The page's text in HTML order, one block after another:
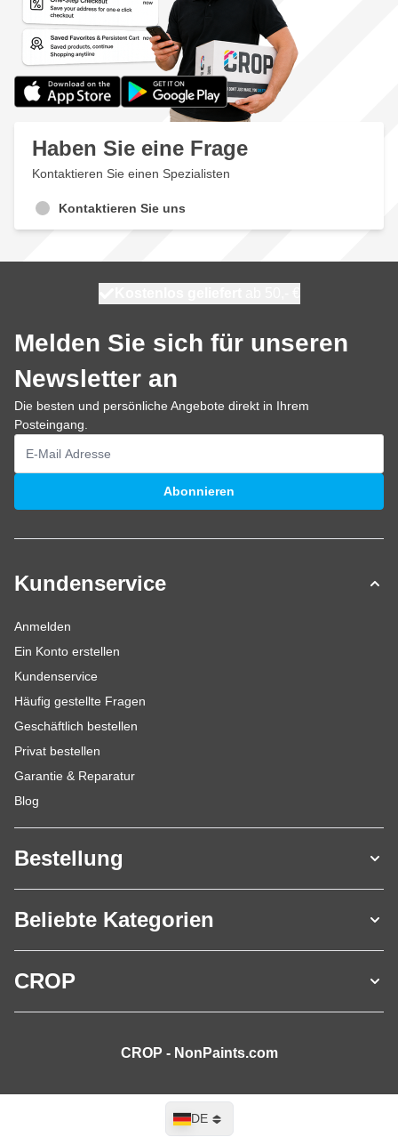
Haben Sie eine Frage
Kontaktieren Sie einen Spezialisten
Kontaktieren Sie uns
Melden Sie sich für unseren
Newsletter an
Die besten und persönliche Angebote direkt in Ihrem
Posteingang.
E-Mailadresse
Abonnieren
Kundenservice
Anmelden
Ein Konto erstellen
Kundenservice
Häufig gestellte Fragen
Geschäftlich bestellen
Privat bestellen
Garantie & Reparatur
Blog
Bestellung
Beliebte Kategorien
CROP
CROP - NonPaints.com
Sprache
DE